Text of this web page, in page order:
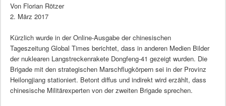
Von Florian Rötzer
2. März 2017
Kürzlich wurde in der Online-Ausgabe der chinesischen
Tageszeitung Global Times berichtet, dass in anderen Medien Bilder
der nuklearen Langstreckenrakete Dongfeng-41 gezeigt wurden. Die
Brigade mit den strategischen Marschflugkörpern sei in der Provinz
Heilongjiang stationiert. Betont diffus und indirekt wird erzählt, dass
chinesische Militärexperten von der zweiten Brigade sprechen.